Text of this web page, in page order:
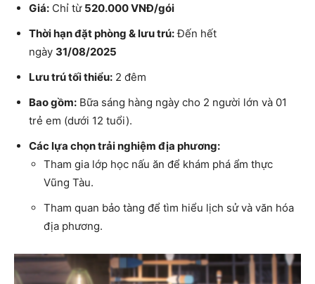
Giá: Chỉ từ 520.000 VNĐ/gói
Thời hạn đặt phòng & lưu trú:Đến hết
ngày 31/08/2025
Lưu trú tối thiểu: 2 đêm
Bao gồm: Bữa sáng hàng ngày cho 2 người lớn và 01
trẻ em (dưới 12 tuổi).
Các lựa chọn trải nghiệm địa phương:
Tham gia lớp học nấu ăn để khám phá ẩm thực
Vũng Tàu.
Tham quan bảo tàng để tìm hiểu lịch sử và văn hóa
địa phương.